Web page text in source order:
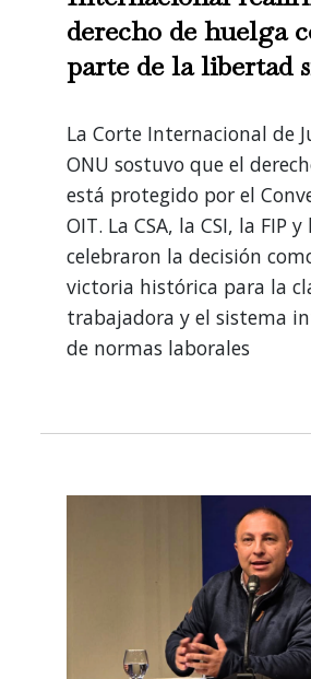
derecho de huelga
parte de la libertad
La Corte Internacional de
ONU sostuvo que el
está protegido por el
OIT. La CSA, la CSI, la FIP y
celebraron la decisión
victoria histórica para la
trabajadora y el sistema
de normas laborales